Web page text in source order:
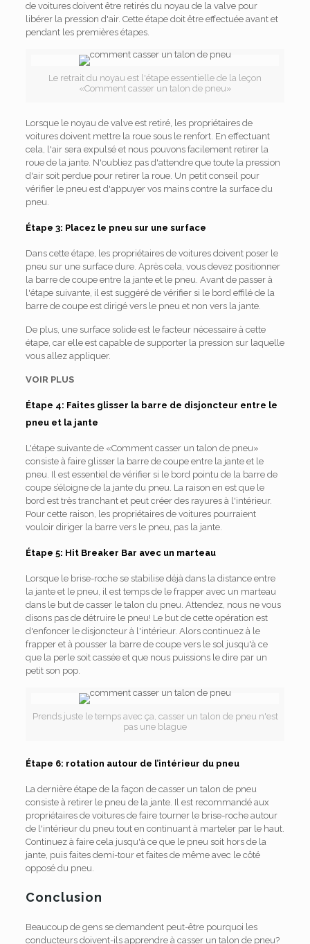
de voitures doivent être retirés du noyau de la valve pour
libérer la pression d'air. Cette étape doit être effectuée avant et
pendant les premières étapes.
Le retrait du noyau est l'étape essentielle de la leçon
«Comment casser un talon de pneu»
Lorsque le noyau de valve est retiré, les propriétaires de
voitures doivent mettre la roue sous le renfort. En effectuant
cela, l'air sera expulsé et nous pouvons facilement retirer la
roue de la jante. N'oubliez pas d'attendre que toute la pression
d'air soit perdue pour retirer la roue. Un petit conseil pour
vérifier le pneu est d'appuyer vos mains contre la surface du
pneu.
Étape 3: Placez le pneu sur une surface
Dans cette étape, les propriétaires de voitures doivent poser le
pneu sur une surface dure. Après cela, vous devez positionner
la barre de coupe entre la jante et le pneu. Avant de passer à
l'étape suivante, il est suggéré de vérifier si le bord effilé de la
barre de coupe est dirigé vers le pneu et non vers la jante.
De plus, une surface solide est le facteur nécessaire à cette
étape, car elle est capable de supporter la pression sur laquelle
vous allez appliquer.
VOIR PLUS
Étape 4: Faites glisser la barre de disjoncteur entre le
pneu et la jante
L'étape suivante de «Comment casser un talon de pneu»
consiste à faire glisser la barre de coupe entre la jante et le
pneu. Il est essentiel de vérifier si le bord pointu de la barre de
coupe s’éloigne de la jante du pneu. La raison en est que le
bord est très tranchant et peut créer des rayures à l'intérieur.
Pour cette raison, les propriétaires de voitures pourraient
vouloir diriger la barre vers le pneu, pas la jante.
Étape 5: Hit Breaker Bar avec un marteau
Lorsque le brise-roche se stabilise déjà dans la distance entre
la jante et le pneu, il est temps de le frapper avec un marteau
dans le but de casser le talon du pneu. Attendez, nous ne vous
disons pas de détruire le pneu! Le but de cette opération est
d'enfoncer le disjoncteur à l'intérieur. Alors continuez à le
frapper et à pousser la barre de coupe vers le sol jusqu'à ce
que la perle soit cassée et que nous puissions le dire par un
petit son pop.
Prends juste le temps avec ça, casser un talon de pneu n'est
pas une blague
Étape 6: rotation autour de l’intérieur du pneu
La dernière étape de la façon de casser un talon de pneu
consiste à retirer le pneu de la jante. Il est recommandé aux
propriétaires de voitures de faire tourner le brise-roche autour
de l'intérieur du pneu tout en continuant à marteler par le haut.
Continuez à faire cela jusqu'à ce que le pneu soit hors de la
jante, puis faites demi-tour et faites de même avec le côté
opposé du pneu.
Conclusion
Beaucoup de gens se demandent peut-être pourquoi les
conducteurs doivent-ils apprendre à casser un talon de pneu?